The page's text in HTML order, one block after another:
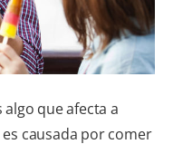
SUSCRÍBASE
que afecta a
causada por comer